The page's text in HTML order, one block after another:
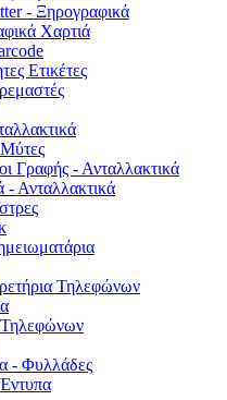
- Ξηρογραφικά
Χαρτιά
Ετικέτες
Γραφής - Ανταλλακτικά
- Ανταλλακτικά
Τηλεφώνων
Τηλεφώνων
- Φυλλάδες